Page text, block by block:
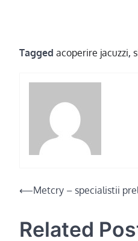
Tagged acoperire jacuzzi,
Post
⟵Metcry – specialistii
Related